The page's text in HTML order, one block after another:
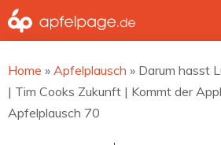
Zum
Inhalt
Home » Apfelplausch » Darum hasst
| Tim Cooks Zukunft | Kommt der
Apfelplausch 70